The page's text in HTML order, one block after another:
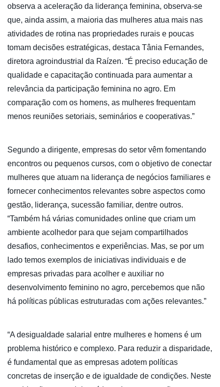
observa a aceleração da liderança feminina, observa-se
que, ainda assim, a maioria das mulheres atua mais nas
atividades de rotina nas propriedades rurais e poucas
tomam decisões estratégicas, destaca Tânia Fernandes,
diretora agroindustrial da Raízen. “É preciso educação de
qualidade e capacitação continuada para aumentar a
relevância da participação feminina no agro. Em
comparação com os homens, as mulheres frequentam
menos reuniões setoriais, seminários e cooperativas.”
Segundo a dirigente, empresas do setor vêm fomentando
encontros ou pequenos cursos, com o objetivo de conectar
mulheres que atuam na liderança de negócios familiares e
fornecer conhecimentos relevantes sobre aspectos como
gestão, liderança, sucessão familiar, dentre outros.
“Também há várias comunidades online que criam um
ambiente acolhedor para que sejam compartilhados
desafios, conhecimentos e experiências. Mas, se por um
lado temos exemplos de iniciativas individuais e de
empresas privadas para acolher e auxiliar no
desenvolvimento feminino no agro, percebemos que não
há políticas públicas estruturadas com ações relevantes.”
“A desigualdade salarial entre mulheres e homens é um
problema histórico e complexo. Para reduzir a disparidade,
é fundamental que as empresas adotem políticas
concretas de inserção e de igualdade de condições. Neste